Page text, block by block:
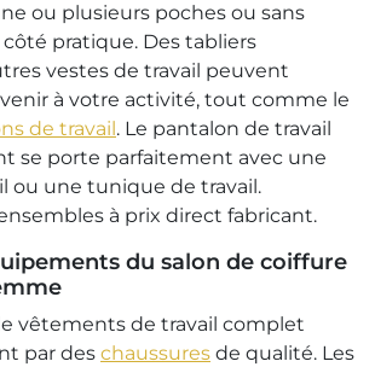
ou plusieurs poches ou sans
pratique. Des tabliers
vestes de travail peuvent
à votre activité, tout comme le
de travail . Le pantalon de travail
se porte parfaitement avec une
ou une tunique de travail.
à prix direct fabricant.
du salon de coiffure
vêtements de travail complet
par des chaussures de qualité. Les